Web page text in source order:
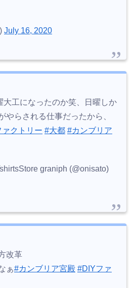
July 16, 2020
大工になったのか笑、日曜しか
やらされる仕事だったから、
クトリー #大都 #カンブリア
graniph (@onisato)
改革
ぁ#カンブリア宮殿 #DIYファ